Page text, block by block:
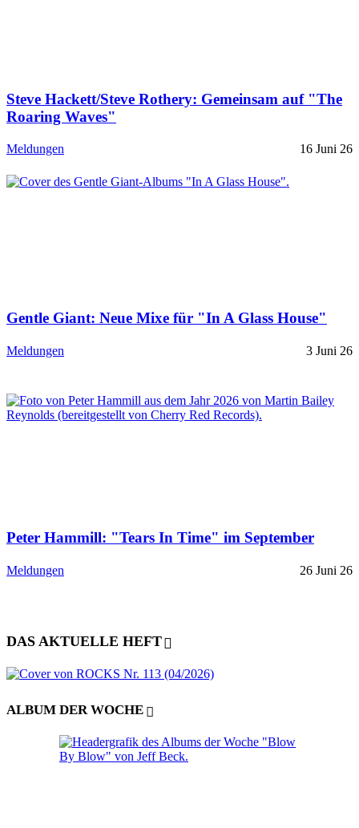
Steve Hackett/Steve Rothery: Gemeinsam auf "The
Roaring Waves"
Meldungen 16 Juni 26
Gentle Giant: Neue Mixe für "In A Glass House"
Meldungen 3 Juni 26
Peter Hammill: "Tears In Time" im September
Meldungen 26 Juni 26
DAS AKTUELLE HEFT
ALBUM DER WOCHE